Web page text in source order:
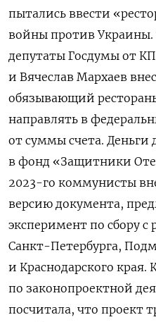
пытались ввести
войны против Украины.
депутаты Госдумы от
и Вячеслав Мархаев
обязывающий
направлять в
от суммы счета.
в фонд «Защитники
2023-го коммунисты
версию документа,
эксперимент по сбору с
Санкт-Петербурга,
и Краснодарского края.
по законопроектной
посчитала, что проект